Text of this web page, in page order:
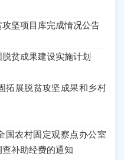
坚项目库完成情况公告
贫成果建设实施计划
拓展脱贫攻坚成果和乡村
国农村固定观察点办公室
补助经费的通知